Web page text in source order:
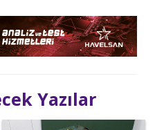
Yazılar